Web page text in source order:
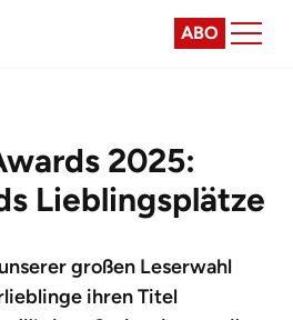
ABO
2025:
Lieblingsplätze
großen Leserwahl
ihren Titel